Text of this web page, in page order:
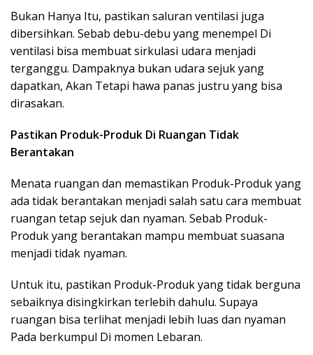
Bukan Hanya Itu, pastikan saluran ventilasi juga
dibersihkan. Sebab debu-debu yang menempel Di
ventilasi bisa membuat sirkulasi udara menjadi
terganggu. Dampaknya bukan udara sejuk yang
dapatkan, Akan Tetapi hawa panas justru yang bisa
dirasakan.
Pastikan Produk-Produk Di Ruangan Tidak
Berantakan
Menata ruangan dan memastikan Produk-Produk yang
ada tidak berantakan menjadi salah satu cara membuat
ruangan tetap sejuk dan nyaman. Sebab Produk-
Produk yang berantakan mampu membuat suasana
menjadi tidak nyaman.
Untuk itu, pastikan Produk-Produk yang tidak berguna
sebaiknya disingkirkan terlebih dahulu. Supaya
ruangan bisa terlihat menjadi lebih luas dan nyaman
Pada berkumpul Di momen Lebaran.